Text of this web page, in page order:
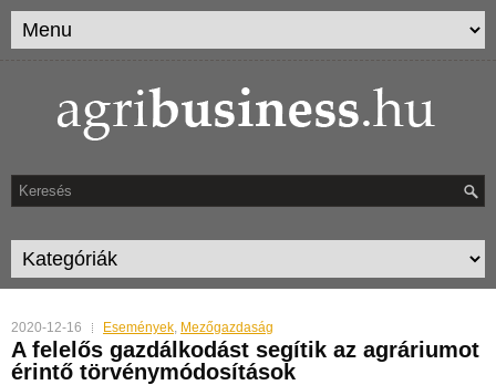
2020-12-16 Események, Mezőgazdaság
A felelős gazdálkodást segítik az agráriumot
érintő törvénymódosítások